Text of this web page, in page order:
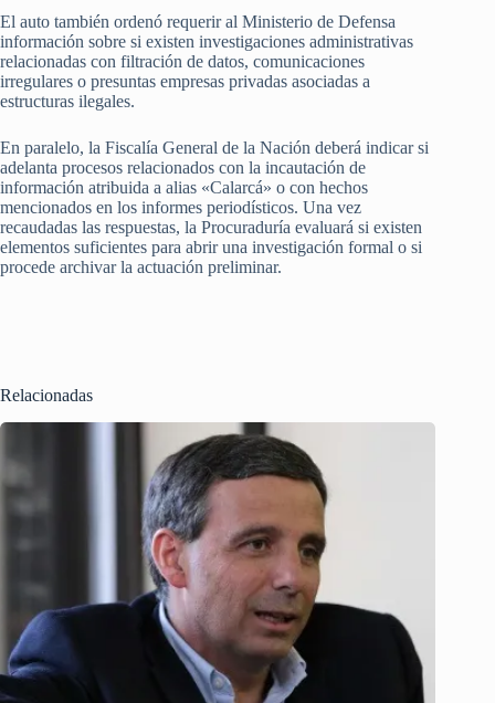
El auto también ordenó requerir al Ministerio de Defensa
información sobre si existen investigaciones administrativas
relacionadas con filtración de datos, comunicaciones
irregulares o presuntas empresas privadas asociadas a
estructuras ilegales.
En paralelo, la Fiscalía General de la Nación deberá indicar si
adelanta procesos relacionados con la incautación de
información atribuida a alias «Calarcá» o con hechos
mencionados en los informes periodísticos. Una vez
recaudadas las respuestas, la Procuraduría evaluará si existen
elementos suficientes para abrir una investigación formal o si
procede archivar la actuación preliminar.
Relacionadas